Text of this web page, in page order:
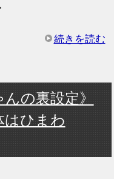
続きを読む
の裏設定》
はひまわ